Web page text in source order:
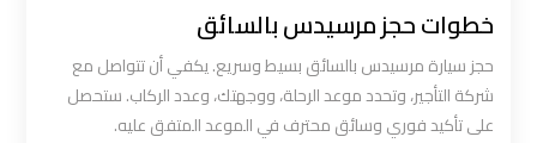
خطوات حجز مرسيدس بالسائق
حجز سيارة مرسيدس بالسائق بسيط وسريع. يكفي أن تتواصل مع
شركة التأجير، وتحدد موعد الرحلة، ووجهتك، وعدد الركاب. ستحصل
على تأكيد فوري وسائق محترف في الموعد المتفق عليه.
الغردقه
ليموزين
الاسكندريه